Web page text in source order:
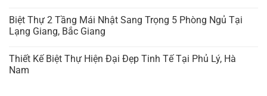
Biệt Thự 2 Tầng Mái Nhật Sang Trọng 5 Phòng Ngủ Tại
Lạng Giang, Bắc Giang
Thiết Kế Biệt Thự Hiện Đại Đẹp Tinh Tế Tại Phủ Lý, Hà
Nam